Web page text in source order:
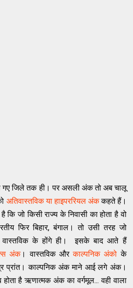
गए जिले तक ही। पर असली अंक तो अब चालू
अतिवास्तविक या हाइपररियल अंककहते हैं।
कि जो किसी राज्य के निवासी का होता है वो
फिर बिहार, बंगाल। तो उसी तरह जो
वास्तविक के होंगे ही। इसके बाद आते हैं
अंक। वास्तविक औरकाल्पनिक अंको के
प्रांत। काल्पनिक अंक माने आई लगे अंक।
है ऋणात्मक अंक का वर्गमूल... वही वाला